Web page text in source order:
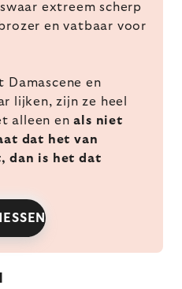
extreem scherp
en vatbaar voor
Damascene en
lijken, zijn ze heel
alleen enals niet
dat het van
dan is het dat